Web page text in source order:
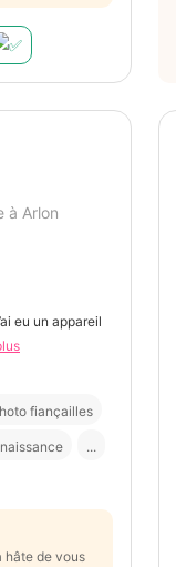
à Arlon
eu un appareil
fiançailles
...
hâte de vous